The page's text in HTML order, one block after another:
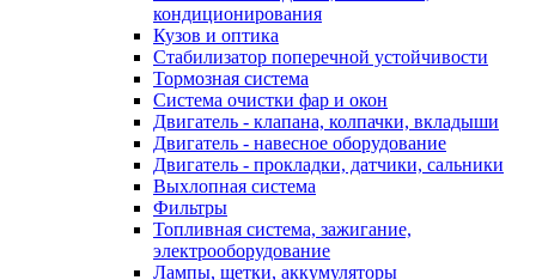
кондиционирования
Кузов и оптика
Стабилизатор поперечной устойчивости
Тормозная система
Система очистки фар и окон
Двигатель - клапана, колпачки, вкладыши
Двигатель - навесное оборудование
Двигатель - прокладки, датчики, сальники
Выхлопная система
Фильтры
Топливная система, зажигание,
электрооборудование
Лампы, щетки, аккумуляторы